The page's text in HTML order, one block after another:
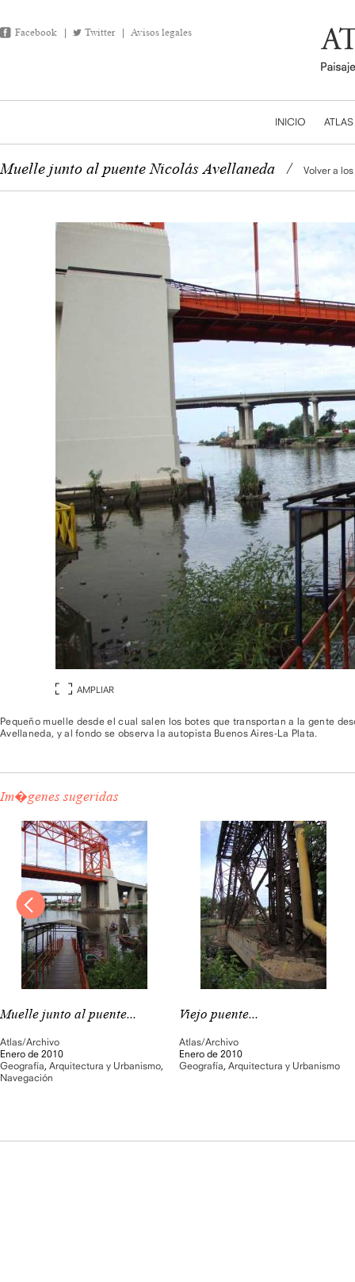
Facebook Twitter Avisos legales
INICIO ATLAS
Muelle junto al puente Nicolás Avellaneda / Volver a
AMPLIAR
Pequeño muelle desde el cual salen los botes que transportan a la gente
Avellaneda, y al fondo se observa la autopista Buenos Aires-La Plata.
Im�genes sugeridas
Muelle junto al puente...
Atlas/Archivo
Enero de 2010
Geografía, Arquitectura y Urbanismo,
Navegación
Viejo puente...
Atlas/Archivo
Enero de 2010
Geografía, Arquitectura y Urbanismo